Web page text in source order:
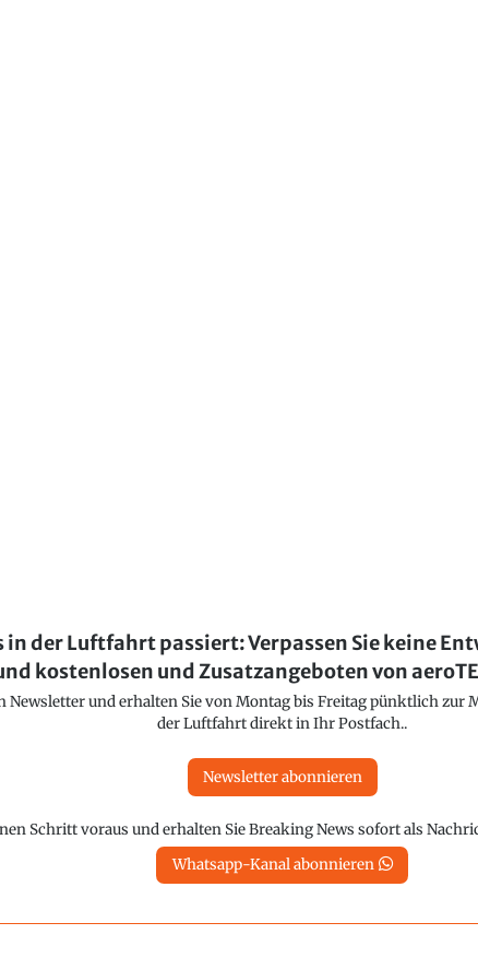
in der Luftfahrt passiert: Verpassen Sie keine
kostenlosen und Zusatzangeboten von
Newsletter und erhalten Sie von Montag bis Freitag pünktlich zur
der Luftfahrt direkt in Ihr Postfach..
Newsletter abonnieren
Schritt voraus und erhalten Sie Breaking News sofort als
Whatsapp-Kanal abonnieren